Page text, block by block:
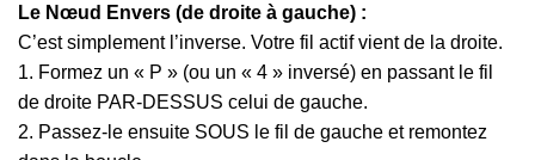
Le Nœud Envers (de droite à gauche) :
C’est simplement l’inverse. Votre fil actif vient de la droite.
1. Formez un « P » (ou un « 4 » inversé) en passant le fil
de droite PAR-DESSUS celui de gauche.
2. Passez-le ensuite SOUS le fil de gauche et remontez